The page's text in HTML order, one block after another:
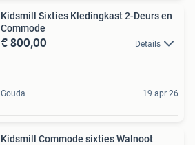
Kidsmill Sixties Kledingkast 2-Deurs en
Commode
€ 800,00 Details
Gouda 19 apr 26
Kidsmill Commode sixties Walnoot